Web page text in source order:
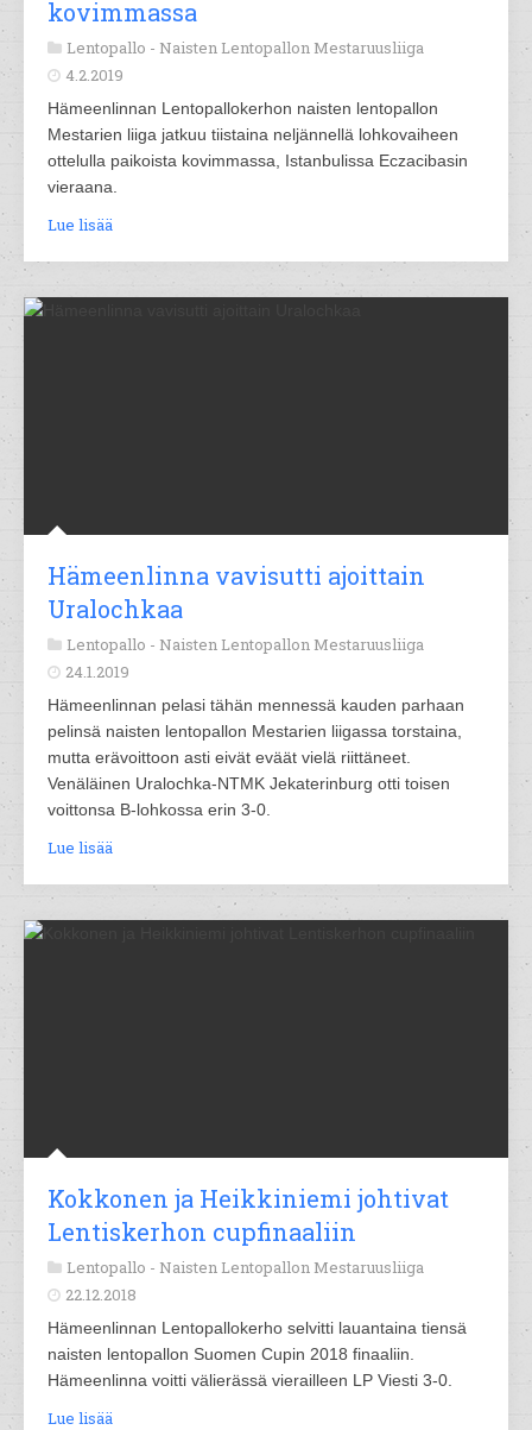
kovimmassa
Lentopallo - Naisten Lentopallon Mestaruusliiga
4.2.2019
Hämeenlinnan Lentopallokerhon naisten lentopallon
Mestarien liiga jatkuu tiistaina neljännellä lohkovaiheen
ottelulla paikoista kovimmassa, Istanbulissa Eczacibasin
vieraana.
Lue lisää
Hämeenlinna vavisutti ajoittain
Uralochkaa
Lentopallo - Naisten Lentopallon Mestaruusliiga
24.1.2019
Hämeenlinnan pelasi tähän mennessä kauden parhaan
pelinsä naisten lentopallon Mestarien liigassa torstaina,
mutta erävoittoon asti eivät eväät vielä riittäneet.
Venäläinen Uralochka-NTMK Jekaterinburg otti toisen
voittonsa B-lohkossa erin 3-0.
Lue lisää
Kokkonen ja Heikkiniemi johtivat
Lentiskerhon cupfinaaliin
Lentopallo - Naisten Lentopallon Mestaruusliiga
22.12.2018
Hämeenlinnan Lentopallokerho selvitti lauantaina tiensä
naisten lentopallon Suomen Cupin 2018 finaaliin.
Hämeenlinna voitti välierässä vierailleen LP Viesti 3-0.
Lue lisää